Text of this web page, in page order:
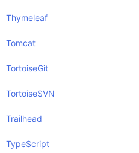
Thymeleaf
Tomcat
TortoiseGit
TortoiseSVN
Trailhead
TypeScript